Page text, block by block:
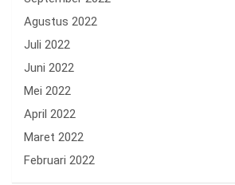
Agustus 2022
Juli 2022
Juni 2022
Mei 2022
April 2022
Maret 2022
Februari 2022